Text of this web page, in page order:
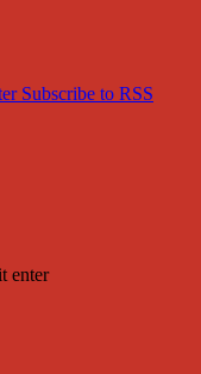
Subscribe to RSS
enter